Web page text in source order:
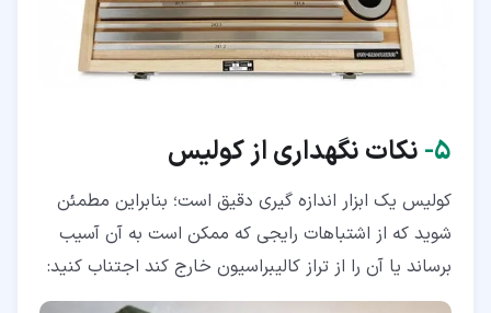
۵‏- نکات نگهداری از کولیس
کولیس یک ابزار اندازه گیری دقیق است؛ بنابراین مطمئن
شوید که از اشتباهات رایجی که ممکن است به آن آسیب
برساند یا آن را از تراز کالیبراسیون خارج کند اجتناب کنید: